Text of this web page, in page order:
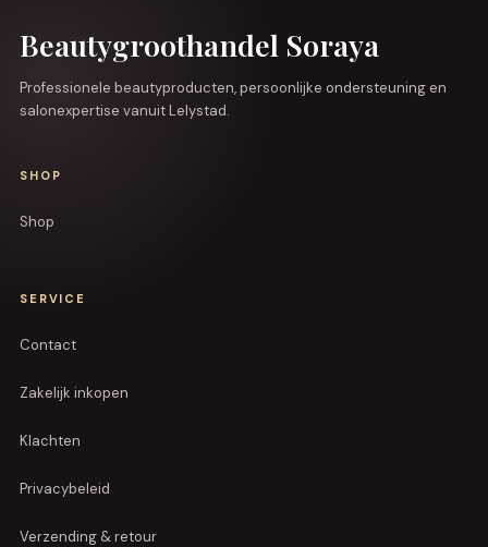
Beautygroothandel Soraya
Professionele beautyproducten, persoonlijke ondersteuning en
salonexpertise vanuit Lelystad.
SHOP
Shop
SERVICE
Contact
Zakelijk inkopen
Klachten
Privacybeleid
Verzending & retour